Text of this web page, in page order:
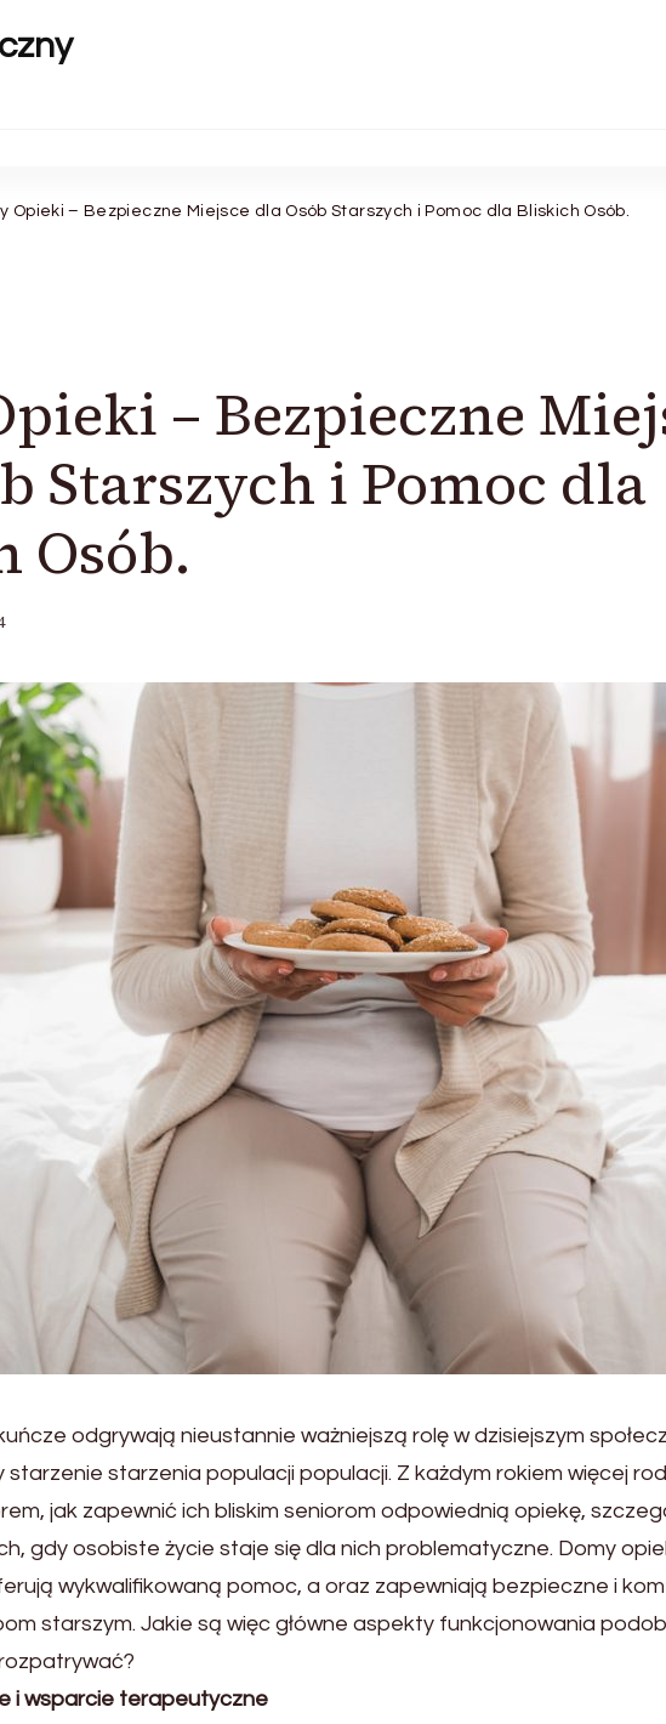
Opieki – Bezpieczne Miejsce dla Osób Starszych i Pomoc dla Bliskich Osób.
– Bezpieczne
Starszych i Pomoc dla
Osób.
odgrywają nieustannie ważniejszą rolę w dzisiejszym
starzenia populacji populacji. Z każdym rokiem więcej
jak zapewnić ich bliskim seniorom odpowiednią opiekę,
gdy osobiste życie staje się dla nich problematyczne. Domy
wykwalifikowaną pomoc, a oraz zapewniają bezpieczne i
starszym. Jakie są więc główne aspekty funkcjonowania
i wsparcie terapeutyczne